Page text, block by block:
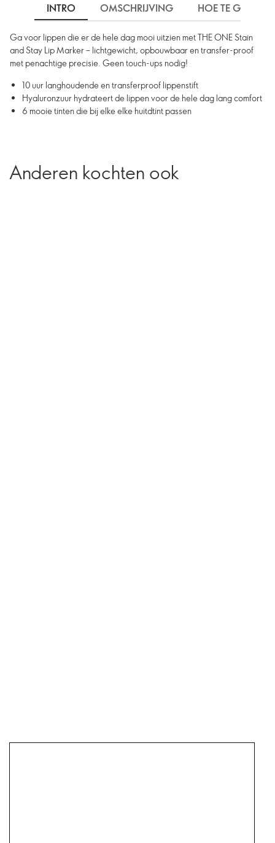
INTRO OMSCHRIJVING HOE TE
Ga voor lippen die er de hele dag mooi uitzien met THE ONE Stain
and Stay Lip Marker – lichtgewicht, opbouwbaar en transfer-proof
met penachtige precisie. Geen touch-ups nodig!
10 uur langhoudende en transferproof lippenstift
Hyaluronzuur hydrateert de lippen voor de hele dag lang comfort
6 mooie tinten die bij elke elke huitdtint passen
Anderen kochten ook